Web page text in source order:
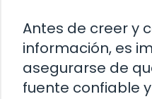
Antes de creer y
información, es
asegurarse de
fuente confiable